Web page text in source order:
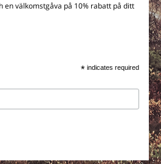
en välkomstgåva på 10% rabatt på ditt
* indicates required